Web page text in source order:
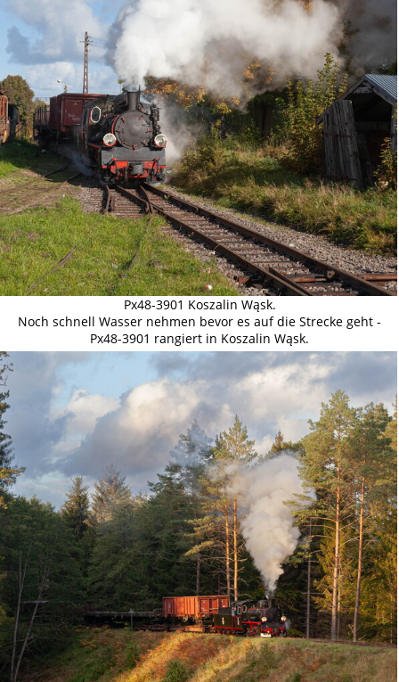
Px48-3901 Koszalin Wąsk.
Noch schnell Wasser nehmen bevor es auf die Strecke geht -
Px48-3901 rangiert in Koszalin Wąsk.